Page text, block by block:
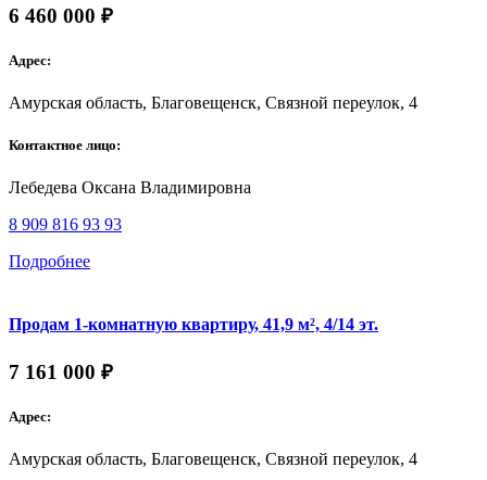
6 460 000 ₽
Адрес:
Амурская область, Благовещенск, Связной переулок, 4
Контактное лицо:
Лебедева Оксана Владимировна
8 909 816 93 93
Подробнее
Продам 1-комнатную квартиру, 41,9 м², 4/14 эт.
7 161 000 ₽
Адрес:
Амурская область, Благовещенск, Связной переулок, 4